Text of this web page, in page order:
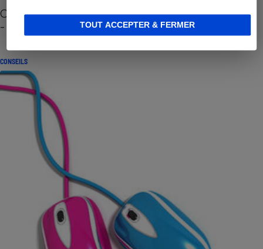
TOUT ACCEPTER & FERMER
Cafetière à capsules zéro déchet CoffeeB (vidéo)
- Premières impressions
CONSEILS